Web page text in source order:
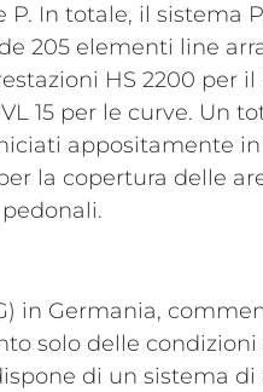
P. In totale, il sistema
205 elementi line
HS 2200 per
15 per le curve. Un
appositamente
la copertura delle
in Germania,
solo delle
di un sistema